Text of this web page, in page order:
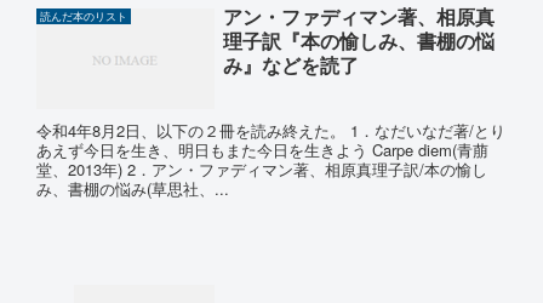
読んだ本のリスト
アン・ファディマン著、相原真
理子訳『本の愉しみ、書棚の悩
み』などを読了
令和4年8月2日、以下の２冊を読み終えた。 1．なだいなだ著/とり
あえず今日を生き、明日もまた今日を生きよう Carpe diem(青萠
堂、2013年) 2．アン・ファディマン著、相原真理子訳/本の愉し
み、書棚の悩み(草思社、...